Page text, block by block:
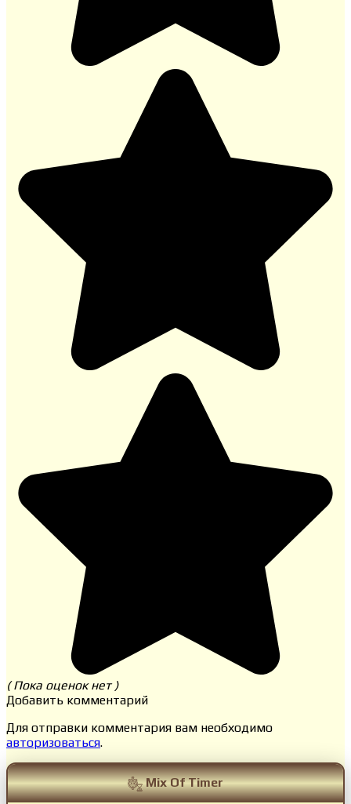
( Пока оценок нет )
Добавить комментарий
Для отправки комментария вам необходимо
авторизоваться.
Mix Of Timer